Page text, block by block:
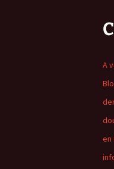
A
en